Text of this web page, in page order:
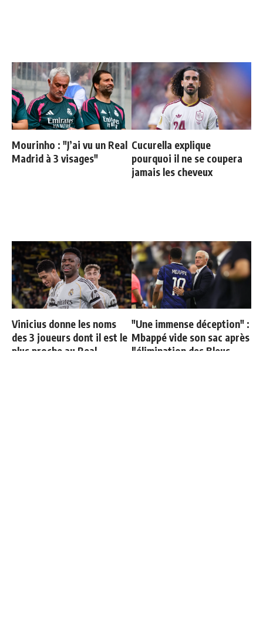
Mourinho : "J’ai vu un Real
Madrid à 3 visages"
Cucurella explique
pourquoi il ne se coupera
jamais les cheveux
Vinicius donne les noms
des 3 joueurs dont il est le
plus proche au Real
"Une immense déception" :
Mbappé vide son sac après
l'élimination des Bleus